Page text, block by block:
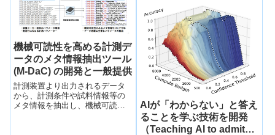
機械可読性を高める計測デ
ータのメタ情報抽出ツール
(M-DaC) の開発と一般提供
計測装置より出力されるデータ
から、計測条件や試料情報等の
メタ情報を抽出し、機械可読性
AIが「わからない」と答え
ることを学ぶ技術を開発
（Teaching AI to admit